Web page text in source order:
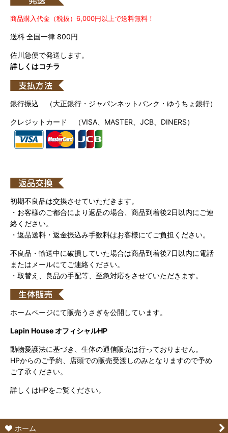
商品購入代金（税抜）6,000円以上で送料無料！
送料 全国一律 800円
佐川急便で発送します。
詳しくはコチラ
銀行振込 （大正銀行・ジャパンネットバンク・ゆうちょ銀行）
クレジットカード （VISA、MASTER、JCB、DINERS）
初期不良品は交換させていただきます。
・お客様のご都合により返品の場合、商品到着後2日以内にご連
絡ください。
・返品送料・返金振込み手数料はお客様にてご負担ください。
不良品・輸送中に破損していた場合は商品到着後7日以内に電話
またはメールにてご連絡ください。
・取替え、良品の手配等、至急対応をさせていただきます。
ホームページにて販売うさぎを公開しています。
Lapin House オフィシャルHP
動物愛護法に基づき、生体の通信販売は行っておりません。
HPからのご予約、店頭での販売受渡しのみとなりますので予め
ご了承ください。
詳しくはHPをご覧ください。
ホーム